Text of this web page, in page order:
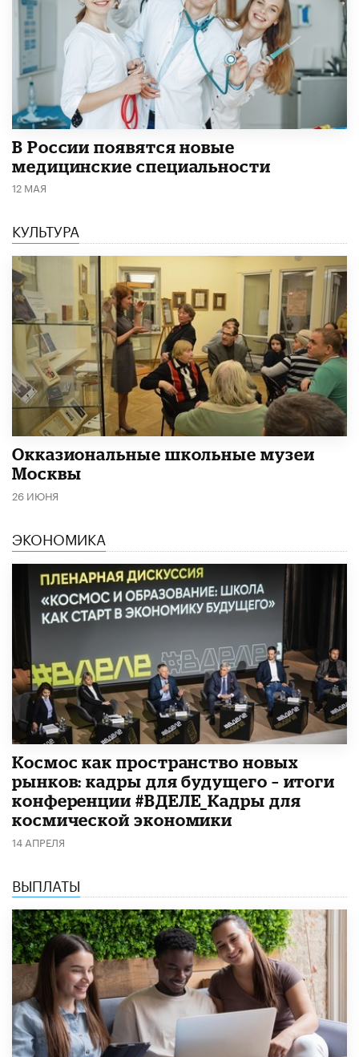
В России появятся новые
медицинские специальности
12 МАЯ
КУЛЬТУРА
​Окказиональные школьные музеи
Москвы
26 ИЮНЯ
ЭКОНОМИКА
Космос как пространство новых
рынков: кадры для будущего – итоги
конференции #ВДЕЛЕ_Кадры для
космической экономики
14 АПРЕЛЯ
ВЫПЛАТЫ